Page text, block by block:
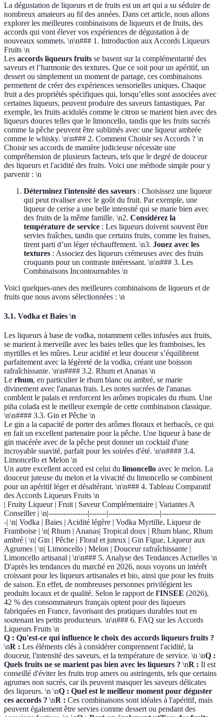
La dégustation de liqueurs et de fruits est un art qui a su séduire de
nombreux amateurs au fil des années. Dans cet article, nous allons
explorer les meilleures combinaisons de liqueurs et de fruits, des
accords qui vont élever vos expériences de dégustation à de
nouveaux sommets. \n\n### 1. Introduction aux Accords Liqueurs
Fruits \n
Les accords liqueurs fruits se basent sur la complémentarité des
saveurs et l’harmonie des textures. Que ce soit pour un apéritif, un
dessert ou simplement un moment de partage, ces combinaisons
permettent de créer des expériences sensorielles uniques. Chaque
fruit a des propriétés spécifiques qui, lorsqu’elles sont associées avec
certaines liqueurs, peuvent produire des saveurs fantastiques. Par
exemple, les fruits acidulés comme le citron se marient bien avec des
liqueurs douces telles que le limoncello, tandis que les fruits sucrés
comme la pêche peuvent être sublimés avec une liqueur ambrée
comme le whisky. \n\n### 2. Comment Choisir ses Accords ? \n
Choisir ses accords de manière judicieuse nécessite une
compréhension de plusieurs facteurs, tels que le degré de douceur
des liqueurs et l'acidité des fruits. Voici une méthode simple pour y
parvenir : \n
Déterminez l'intensité des saveurs : Choisissez une liqueur
qui peut rivaliser avec le goût du fruit. Par exemple, une
liqueur de cerise a une belle intensité qui se marie bien avec
des fruits de la même famille. \n2. Considérez la
température de service : Les liqueurs doivent souvent être
servies fraîches, tandis que certains fruits, comme les fraises,
tirent parti d’un léger réchauffement. \n3. Jouez avec les
textures : Associez des liqueurs crémeuses avec des fruits
croquants pour un contraste intéressant. \n\n### 3. Les
Combinaisons Incontournables \n
Voici quelques-unes des meilleures combinaisons de liqueurs et de
fruits que nous avons sélectionnées : \n
3.1. Vodka et Baies \n
Les liqueurs à base de vodka, notamment celles infusées aux fruits,
se marient à merveille avec les baies telles que les framboises, les
myrtilles et les mûres. Leur acidité et leur douceur s’équilibrent
parfaitement avec la légèreté de la vodka, créant une boisson
rafraîchissante. \n\n#### 3.2. Rhum et Ananas \n
Le rhum, en particulier le rhum blanc ou ambré, se marie
divinement avec l'ananas frais. Les notes sucrées de l'ananas
comblent le palais et renforcent les arômes tropicales du rhum. Une
piña colada est le meilleur exemple de cette combinaison classique.
\n\n#### 3.3. Gin et Pêche \n
Le gin a la capacité de porter des arômes floraux et herbacés, ce qui
en fait un excellent partenaire pour la pêche. Une liqueur à base de
gin macérée avec de la pêche peut donner un cocktail d'une
incroyable suavité, parfait pour les soirées d'été. \n\n#### 3.4.
Limoncello et Melon \n
Un autre excellent accord est celui du limoncello avec le melon. La
douceur juteuse du melon et la vivacité du limoncello se combinent
pour un apéritif léger et désaltérant. \n\n### 4. Tableau Comparatif
des Accords Liqueurs Fruits \n
| Fruity Liqueur | Fruit | Saveur Complémentaire | Variantes A
Conseiller | \n|----------------|-------|---------------------|----------------------
-| \n| Vodka | Baies | Acidité légère | Vodka Myrtille, Liqueur de
Framboise | \n| Rhum | Ananas| Tropical doux | Rhum blanc, Rhum
ambré | \n| Gin | Pêche | Floral et juteux | Gin Figue, Liqueur aux
Agrumes | \n| Limoncello | Melon | Douceur rafraîchissante |
Limoncello artisanal | \n\n### 5. Analyse des Tendances Actuelles \n
D'après les tendances du marché en 2026, nous voyons un intérêt
croissant pour les liqueurs artisanales et bio, ainsi que pour les fruits
de saison. En effet, de nombreuses personnes privilégient les
produits locaux et de qualité. Selon le rapport de l'INSEE (2026),
42 % des consommateurs français optent pour des liqueurs
fabriquées en France, favorisant des pratiques durables tout en
soutenant les petits producteurs. \n\n### 6. FAQ sur les Accords
Liqueurs Fruits \n
Q : Qu'est-ce qui influence le choix des accords liqueurs fruits ?
\nR : Les éléments clés à considérer comprennent l'acidité, la
douceur, l'intensité des saveurs, et la température de service. \n \nQ :
Quels fruits ne se marient pas bien avec les liqueurs ? \nR : Il est
conseillé d'éviter les fruits trop amers ou astringents, tels que certains
agrumes non sucrés, car ils peuvent masquer les saveurs délicates
des liqueurs. \n \nQ : Quel est le meilleur moment pour déguster
ces accords ? \nR : Ces combinaisons sont idéales à l'apéritif, mais
peuvent également être servies comme dessert ou pendant des